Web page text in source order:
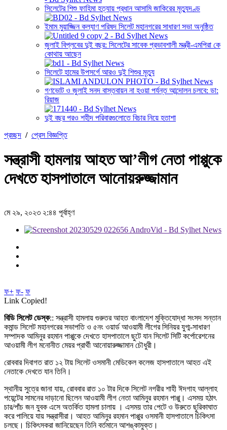
সিলেটের শিশু ফাহিমা হত্যায় প্রধান আসামি জাকিরের মৃত্যুদণ্ড
ইমাম মুয়াজ্জিন কল্যাণ পরিষদ সিলেট মহানগরের সাধারণ সভা অনুষ্ঠিত
জুলাই বিপ্লবের দুই বছর: সিলেটের সাবেক প্রভাবশালী মন্ত্রী-এমপিরা কে
কোথায় আছেন
সিলেটে হামের উপসর্গে আরও দুই শিশুর মৃত্যু
গণভোট ও জুলাই সনদ বাস্তবায়ন না হওয়া পর্যন্ত আন্দোলন চলবে: ডা:
রিয়াজ
দুই বছর পরও শহীদ পরিবারগুলোতে বিচার নিয়ে হতাশা
প্রচ্ছদ / প্রেস বিজ্ঞপ্তি
সন্ত্রাসী হামলায় আহত আ’লীগ নেতা পাপ্পুকে
দেখতে হাসপাতালে আনোয়রুজ্জামান
মে ২৯, ২০২৩ ২:৪৪ পূর্বাহ্ণ
ফ+ ফ- ফ
Link Copied!
বিডি সিলেট ডেস্ক:: সন্ত্রাসী হামলায় গুরুতর আহত বাংলাদেশ মুক্তিযোদ্ধা সংসদ সন্তান
কমান্ড সিলেট মহানগরের সভাপতি ও ৫নং ওয়ার্ড আওয়ামী লীগের সিনিয়র যুগ্ম-সাধারণ
সম্পাদক আমিনুর রহমান পাপ্পুকে দেখতে হাসপাতালে ছুটে যান সিলেট সিটি কর্পোরেশনের
আওয়ামী লীগ মনোনীত মেয়র প্রার্থী আনোয়ারুজ্জামান চৌধুরী।
রোববার দিবাগত রাত ১২ টায় সিলেট ওসমানী মেডিকেল কলেজ হাসপাতালে আহত এই
নেতাকে দেখতে যান তিনি।
স্থানীয় সুত্রে জানা যায়, রোববার রাত ১০ টার দিকে সিলেট নগরীর শাহী ঈদগাহ আল্লাহ
পয়েন্টের সামনের দাড়ানো ছিলেন আওয়ামী লীগ নেতা আমিনুর রহমান পাপ্পু। এসময় হঠাৎ
চার/পাঁচ জন যুবক এসে অতর্কিত হামলা চালায় । এসময় তার পেটে ও উরুতে ছুরিকাঘাত
করে পালিয়ে যায় সন্ত্রাসীরা। আহত আমিনুর রহমান পাপ্পুর ওসমানী হাসপাতালে চিকিৎসা
চলছে। চিকিৎসকরা জানিয়েছেন তিনি বর্তমানে আশঙ্কামুক্ত।